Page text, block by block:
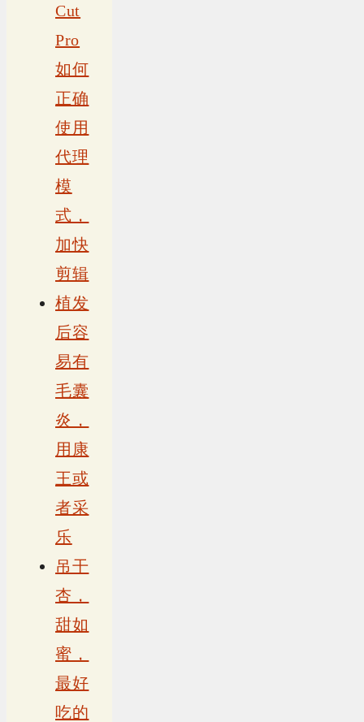
Cut
Pro
如何
正确
使用
代理
模
式，
加快
剪辑
植发
后容
易有
毛囊
炎，
用康
王或
者采
乐
吊干
杏，
甜如
蜜，
最好
吃的